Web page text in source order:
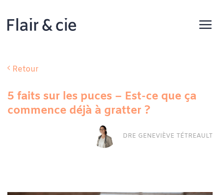
contenu
Retour
5 faits sur les puces – Est-ce que ça
commence déjà à gratter ?
DRE GENEVIÈVE TÉTREAULT